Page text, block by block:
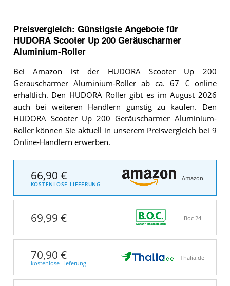
Preisvergleich: Günstigste Angebote für
HUDORA Scooter Up 200 Geräuscharmer
Aluminium-Roller
BeiAmazon ist der HUDORA Scooter Up 200
Geräuscharmer Aluminium-Roller ab ca. 67 € online
erhältlich. Den HUDORA Roller gibt es im August 2026
auch bei weiteren Händlern günstig zu kaufen. Den
HUDORA Scooter Up 200 Geräuscharmer Aluminium-
Roller können Sie aktuell in unserem Preisvergleich bei 9
Online-Händlern erwerben.
66,90 €
KOSTENLOSE LIEFERUNG
Amazon
69,99 € Boc 24
70,90 €
kostenlose Lieferung
Thalia.de